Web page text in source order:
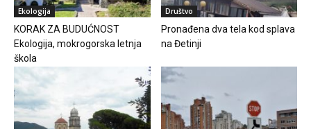
Ekologija
KORAK ZA BUDUĆNOST
Ekologija, mokrogorska letnja
škola
Društvo
Pronađena dva tela kod splava
na Đetinji